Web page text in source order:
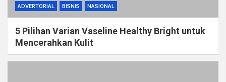
ADVERTORIAL BISNIS NASIONAL
5 Pilihan Varian Vaseline Healthy Bright untuk
Mencerahkan Kulit